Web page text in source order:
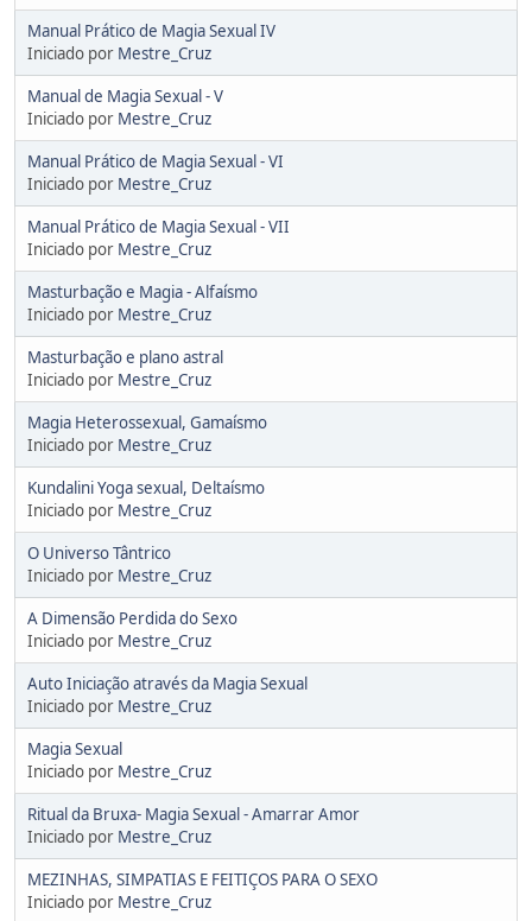
Manual Prático de Magia Sexual IV
Iniciado por Mestre_Cruz
Manual de Magia Sexual - V
Iniciado por Mestre_Cruz
Manual Prático de Magia Sexual - VI
Iniciado por Mestre_Cruz
Manual Prático de Magia Sexual - VII
Iniciado por Mestre_Cruz
Masturbação e Magia - Alfaísmo
Iniciado por Mestre_Cruz
Masturbação e plano astral
Iniciado por Mestre_Cruz
Magia Heterossexual, Gamaísmo
Iniciado por Mestre_Cruz
Kundalini Yoga sexual, Deltaísmo
Iniciado por Mestre_Cruz
O Universo Tântrico
Iniciado por Mestre_Cruz
A Dimensão Perdida do Sexo
Iniciado por Mestre_Cruz
Auto Iniciação através da Magia Sexual
Iniciado por Mestre_Cruz
Magia Sexual
Iniciado por Mestre_Cruz
Ritual da Bruxa- Magia Sexual - Amarrar Amor
Iniciado por Mestre_Cruz
MEZINHAS, SIMPATIAS E FEITIÇOS PARA O SEXO
Iniciado por Mestre_Cruz